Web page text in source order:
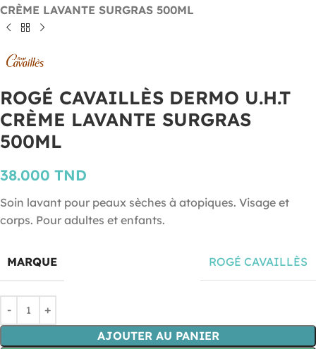
CRÈME LAVANTE SURGRAS 500ML
ROGÉ CAVAILLÈS DERMO U.H.T
CRÈME LAVANTE SURGRAS
500ML
38.000 TND
Soin lavant pour peaux sèches à atopiques. Visage et
corps. Pour adultes et enfants.
MARQUE ROGÉ CAVAILLÈS
AJOUTER AU PANIER